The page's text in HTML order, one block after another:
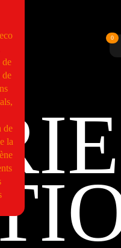
0